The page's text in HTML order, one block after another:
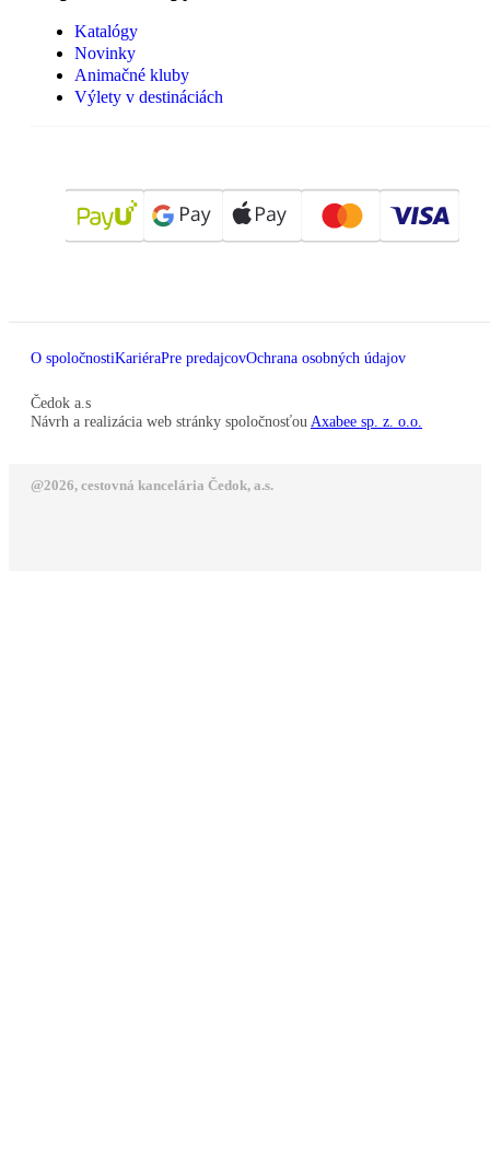
Katalógy
Novinky
Animačné kluby
Výlety v destináciách
O spoločnostiKariéraPre predajcovOchrana osobných údajov
Čedok a.s
Návrh a realizácia web stránky spoločnosťou Axabee sp. z. o.o.
@2026, cestovná kancelária Čedok, a.s.